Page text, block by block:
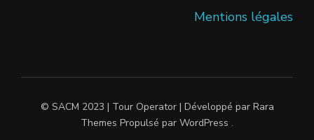
Mentions légales
© SACM 2023 | Tour Operator | Développé par Rara
Themes Propulsé par WordPress .